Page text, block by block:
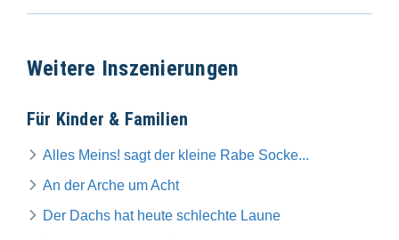
Weitere Inszenierungen
Für Kinder & Familien
Alles Meins! sagt der kleine Rabe Socke...
An der Arche um Acht
Der Dachs hat heute schlechte Laune